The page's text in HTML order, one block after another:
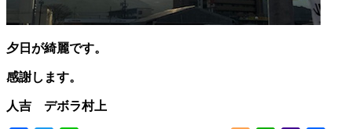
夕日が綺麗です。
感謝します。
人吉 デボラ村上